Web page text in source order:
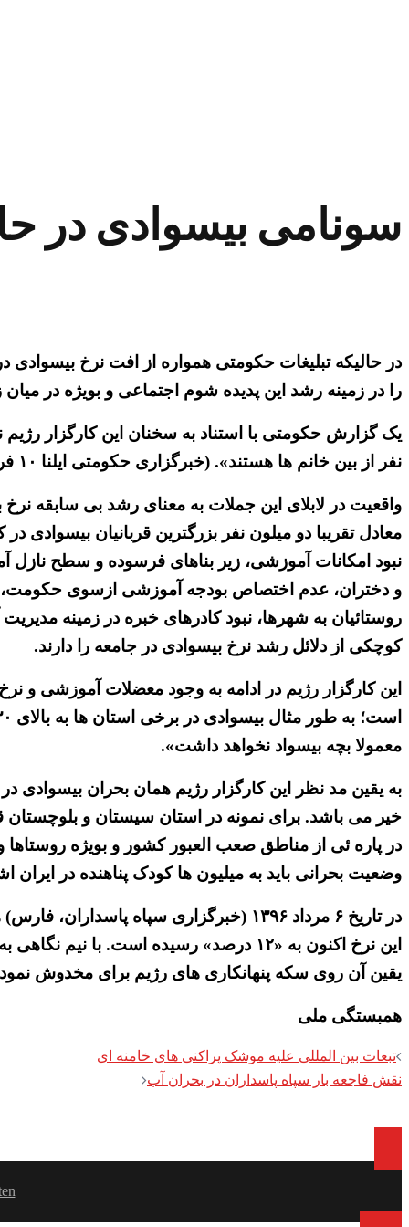
سونامی بیسوادی در
در حالیکه تبلیغات حکومتی همواره از افت نرخ
را در زمینه رشد این پدیده شوم اجتماعی و بویژه در
نفر از بین خانم‌ ها هستند». (خبرگزاری حکومتی ایلنا ۱۰ فروردین ۱۳۹۷)
واقعیت در لابلای این جملات به معنای رشد بی سابقه
معادل تقریبا دو میلون نفر بزرگترین قربانیان بیسوادی
نبود امکانات آموزشی، زیر بناهای فرسوده و سطح
و دختران، عدم اختصاص بودجه آموزشی ازسوی حکومت،
روستائیان به شهرها، نبود کادرهای خبره در زمینه
کوچکی از دلائل رشد نرخ بیسوادی در جامعه را دارند.
این کارگزار رژیم در ادامه به وجود معضلات آموزشی و
معمولا بچه بیسواد نخواهد داشت».
به یقین مد نظر این کارگزار رژیم همان بحران بیسوادی
خیر می باشد. برای نمونه در استان سیستان و بلوچستان قریب ۲۰۰ هزار کودک بدلیل نداشتن شناسنامه اکنون از ورود به سیستم آموزش و پرورش
در پاره ئی از مناطق صعب العبور کشور و بویژه
وضعیت بحرانی باید به میلیون ها کودک پناهنده در
این نرخ اکنون به «۱۲ درصد» رسیده است.
یقین آن روی سکه پنهانکاری های رژیم برای مخدوش
همبستگی ملی
Post
تبعات بین المللی علیه موشک پراکنی های خامنه ای
نقش فاجعه بار سپاه پاسداران در بحران آب